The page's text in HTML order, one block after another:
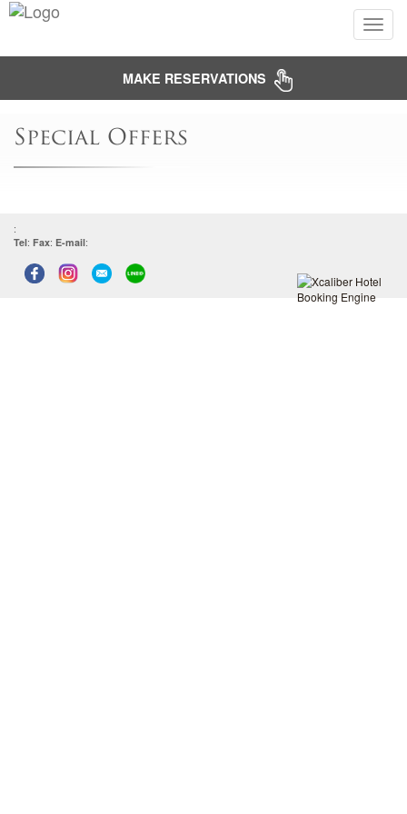
Toggle
MAKE RESERVATIONS
Special Offers
:
Tel: Fax: E-mail: